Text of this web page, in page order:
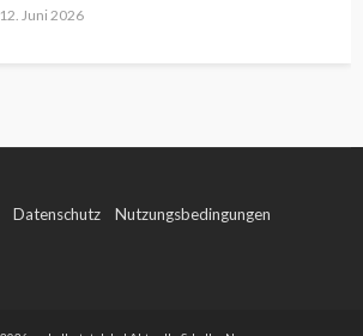
12. Juni 2026
Datenschutz Nutzungsbedingungen